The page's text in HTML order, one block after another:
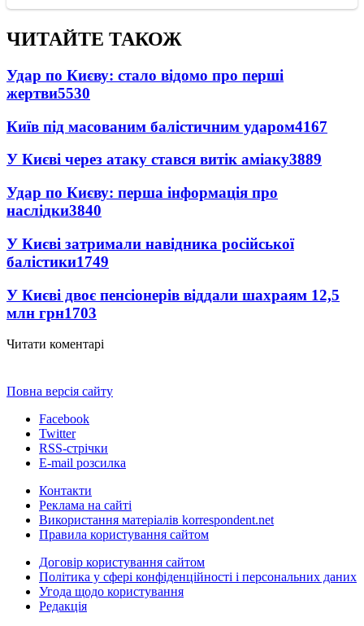
ЧИТАЙТЕ ТАКОЖ
Удар по Києву: стало відомо про перші
жертви5530
Київ під масованим балістичним ударом4167
У Києві через атаку стався витік аміаку3889
Удар по Києву: перша інформація про
наслідки3840
У Києві затримали навідника російської
балістики1749
У Києві двоє пенсіонерів віддали шахраям 12,5
млн грн1703
Читати коментарі
Повна версія сайту
Facebook
Twitter
RSS-стрічки
E-mail розсилка
Контакти
Реклама на сайті
Використання матеріалів korrespondent.net
Правила користування сайтом
Договір користування сайтом
Політика у сфері конфіденційності і персональних даних
Угода щодо користування
Редакція